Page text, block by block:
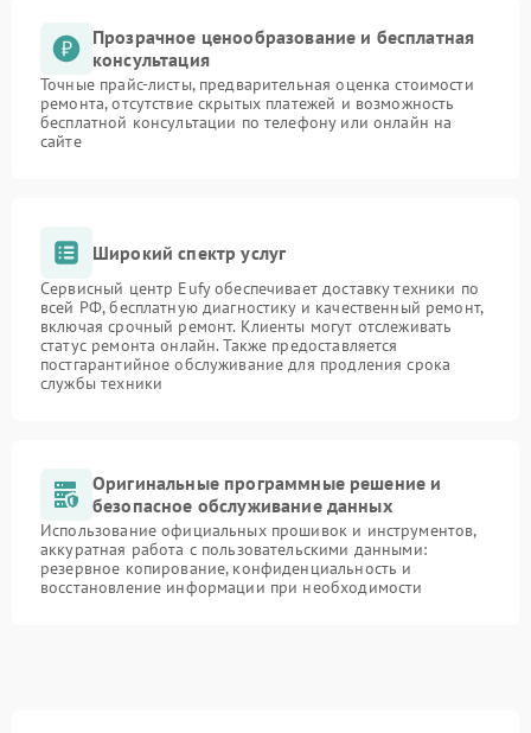
Прозрачное ценообразование и бесплатная
консультация
Точные прайс-листы, предварительная оценка стоимости
ремонта, отсутствие скрытых платежей и возможность
бесплатной консультации по телефону или онлайн на
сайте
Широкий спектр услуг
Сервисный центр Eufy обеспечивает доставку техники по
всей РФ, бесплатную диагностику и качественный ремонт,
включая срочный ремонт. Клиенты могут отслеживать
статус ремонта онлайн. Также предоставляется
постгарантийное обслуживание для продления срока
службы техники
Оригинальные программные решение и
безопасное обслуживание данных
Использование официальных прошивок и инструментов,
аккуратная работа с пользовательскими данными:
резервное копирование, конфиденциальность и
восстановление информации при необходимости